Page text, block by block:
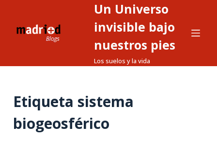
Un Universo
invisible bajo
nuestros pies
Los suelos y la vida
Etiqueta sistema
biogeosférico